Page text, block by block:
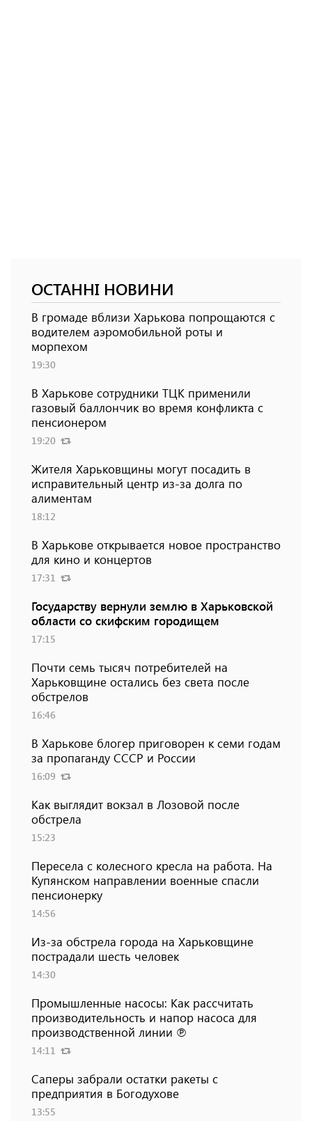
ОСТАННІ НОВИНИ
В громаде вблизи Харькова попрощаются с
водителем аэромобильной роты и
морпехом
19:30
В Харькове сотрудники ТЦК применили
газовый баллончик во время конфликта с
пенсионером
19:20
Жителя Харьковщины могут посадить в
исправительный центр из-за долга по
алиментам
18:12
В Харькове открывается новое пространство
для кино и концертов
17:31
Государству вернули землю в Харьковской
области со скифским городищем
17:15
Почти семь тысяч потребителей на
Харьковщине остались без света после
обстрелов
16:46
В Харькове блогер приговорен к семи годам
за пропаганду СССР и России
16:09
Как выглядит вокзал в Лозовой после
обстрела
15:23
Пересела с колесного кресла на работа. На
Купянском направлении военные спасли
пенсионерку
14:56
Из-за обстрела города на Харьковщине
пострадали шесть человек
14:30
Промышленные насосы: Как рассчитать
производительность и напор насоса для
производственной линии ℗
14:11
Саперы забрали остатки ракеты с
предприятия в Богодухове
13:55